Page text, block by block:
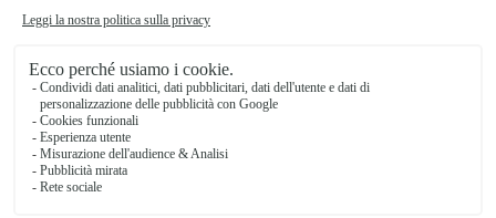
ricco, ben drenato e preferibilmente fresco.
profondità di 10-15 cm. Approfittatene per
aggiungere terriccio per piante da fiore. Se il terreno
del vostro giardino trattiene l’acqua o è argilloso,